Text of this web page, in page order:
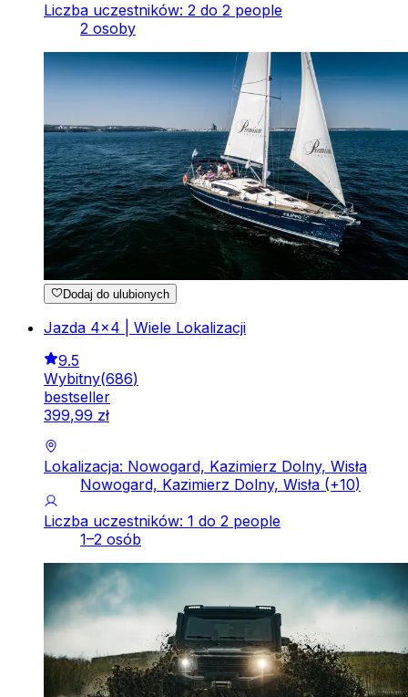
Liczba uczestników: 2 do 2 people
2 osoby
Dodaj do ulubionych
Jazda 4x4 | Wiele Lokalizacji
9.5
Wybitny(686)
bestseller
399,99 zł
Lokalizacja: Nowogard, Kazimierz Dolny, Wisła
Nowogard, Kazimierz Dolny, Wisła (+10)
Liczba uczestników: 1 do 2 people
1–2 osób